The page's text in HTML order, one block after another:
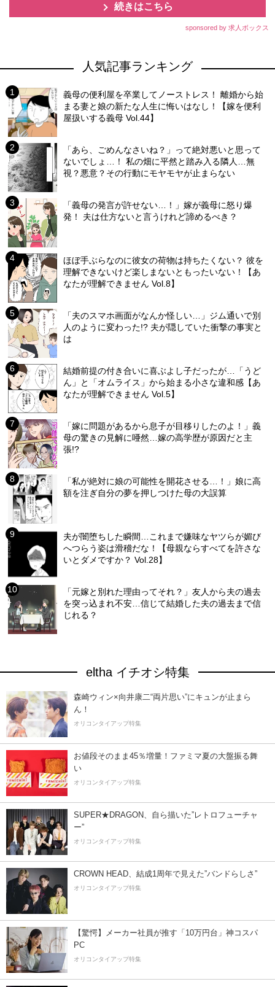
続きはこちら
sponsored by 求人ボックス
人気記事ランキング
義母の便利屋を卒業してノーストレス！ 離婚から始
まる妻と娘の新たな人生に悔いはなし！【嫁を便利
屋扱いする義母 Vol.44】
「あら、ごめんなさいね？」って絶対悪いと思って
ないでしょ…！ 私の畑に平然と踏み入る隣人…無
視？悪意？その行動にモヤモヤが止まらない
「義母の発言が許せない…！」嫁が義母に怒り爆
発！ 夫は仕方ないと言うけれど諦めるべき？
ほぼ手ぶらなのに彼女の荷物は持ちたくない？ 彼を
理解できないけど楽しまないともったいない！【あ
なたが理解できません Vol.8】
「夫のスマホ画面がなんか怪しい…」ジム通いで別
人のように変わった!? 夫が隠していた衝撃の事実と
は
結婚前提の付き合いに喜ぶよし子だったが…「うど
ん」と「オムライス」から始まる小さな違和感【あ
なたが理解できません Vol.5】
「嫁に問題があるから息子が目移りしたのよ！」義
母の驚きの見解に唖然…嫁の高学歴が原因だと主
張!?
「私が絶対に娘の可能性を開花させる…！」娘に高
額を注ぎ自分の夢を押しつけた母の大誤算
夫が闇堕ちした瞬間…これまで嫌味なヤツらが媚び
へつらう姿は滑稽だな！【母親ならすべてを許さな
いとダメですか？ Vol.28】
「元嫁と別れた理由ってそれ？」友人から夫の過去
を突っ込まれ不安…信じて結婚した夫の過去まで信
じれる？
eltha イチオシ特集
森崎ウィン×向井康二“両片思い”にキュンが止まら
ん！
オリコンタイアップ特集
お値段そのまま45％増量！ファミマ夏の大盤振る舞
い
オリコンタイアップ特集
SUPER★DRAGON、自ら描いた”レトロフューチャ
ー”
オリコンタイアップ特集
CROWN HEAD、結成1周年で見えた”バンドらしさ”
オリコンタイアップ特集
【驚愕】メーカー社員が推す「10万円台」神コスパ
PC
オリコンタイアップ特集